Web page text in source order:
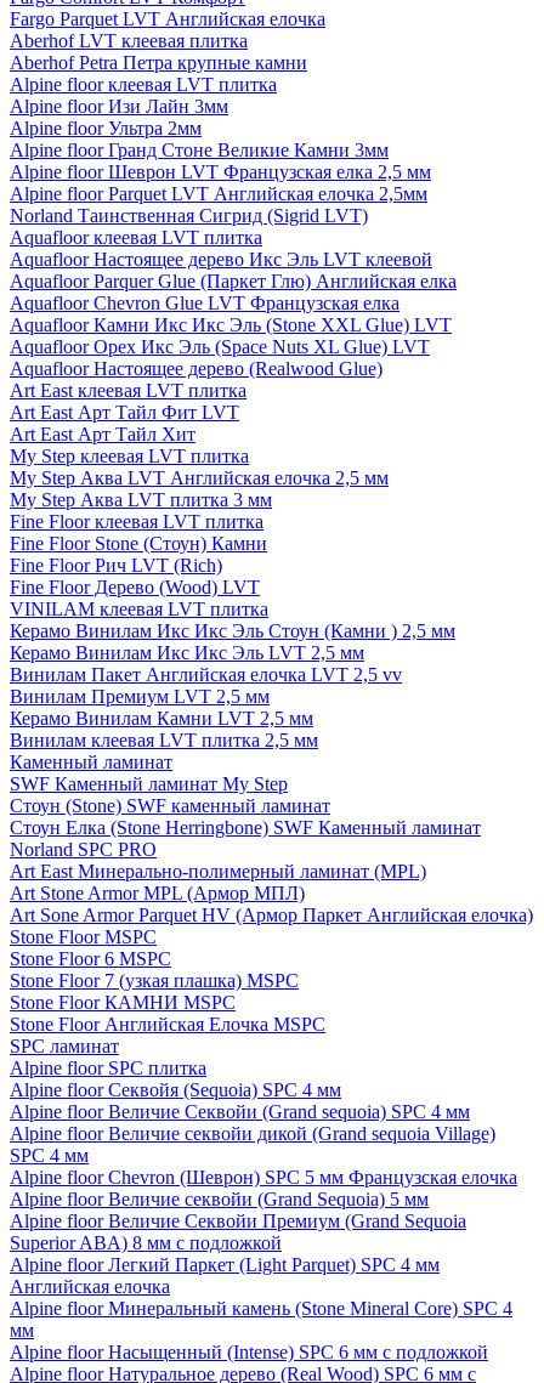
Fargo Parquet LVT Английская елочка
Aberhof LVT клеевая плитка
Aberhof Petra Петра крупные камни
Alpine floor клеевая LVT плитка
Alpine floor Изи Лайн 3мм
Alpine floor Ультра 2мм
Alpine floor Гранд Стоне Великие Камни 3мм
Alpine floor Шеврон LVT Французская елка 2,5 мм
Alpine floor Parquet LVT Английская елочка 2,5мм
Norland Таинственная Сигрид (Sigrid LVT)
Aquafloor клеевая LVT плитка
Aquafloor Настоящее дерево Икс Эль LVT клеевой
Aquafloor Parquer Glue (Паркет Глю) Английская елка
Aquafloor Chevron Glue LVT Французская елка
Aquafloor Камни Икс Икс Эль (Stone XXL Glue) LVT
Aquafloor Орех Икс Эль (Space Nuts XL Glue) LVT
Aquafloor Настоящее дерево (Realwood Glue)
Art East клеевая LVT плитка
Art East Арт Тайл Фит LVT
Art East Арт Тайл Хит
My Step клеевая LVT плитка
My Step Аква LVT Английская елочка 2,5 мм
My Step Аква LVT плитка 3 мм
Fine Floor клеевая LVT плитка
Fine Floor Stone (Стоун) Камни
Fine Floor Рич LVT (Rich)
Fine Floor Дерево (Wood) LVT
VINILAM клеевая LVT плитка
Керамо Винилам Икс Икс Эль Стоун (Камни ) 2,5 мм
Керамо Винилам Икс Икс Эль LVT 2,5 мм
Винилам Пакет Английская елочка LVT 2,5 vv
Винилам Премиум LVT 2,5 мм
Керамо Винилам Камни LVT 2,5 мм
Винилам клеевая LVT плитка 2,5 мм
Каменный ламинат
SWF Каменный ламинат My Step
Стоун (Stone) SWF каменный ламинат
Стоун Елка (Stone Herringbone) SWF Каменный ламинат
Norland SPC PRO
Art East Минерально-полимерный ламинат (MPL)
Art Stone Armor MPL (Армор МПЛ)
Art Sone Armor Parquet HV (Армор Паркет Английская елочка)
Stone Floor MSPC
Stone Floor 6 MSPC
Stone Floor 7 (узкая плашка) MSPC
Stone Floor КАМНИ MSPC
Stone Floor Английская Елочка MSPC
SPC ламинат
Alpine floor SPC плитка
Alpine floor Секвойя (Sequoia) SPC 4 мм
Alpine floor Величие Секвойи (Grand sequoia) SPC 4 мм
Alpine floor Величие секвойи дикой (Grand sequoia Village)
SPC 4 мм
Alpine floor Chevron (Шеврон) SPC 5 мм Французская елочка
Alpine floor Величие секвойи (Grand Sequoia) 5 мм
Alpine floor Величие Секвойи Премиум (Grand Sequoia
Superior ABA) 8 мм с подложкой
Alpine floor Легкий Паркет (Light Parquet) SPC 4 мм
Английская елочка
Alpine floor Минеральный камень (Stone Mineral Core) SPC 4
мм
Alpine floor Насыщенный (Intense) SPC 6 мм с подложкой
Alpine floor Натуральное дерево (Real Wood) SPC 6 мм с